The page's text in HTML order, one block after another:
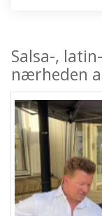
Salsa-,
nærheden